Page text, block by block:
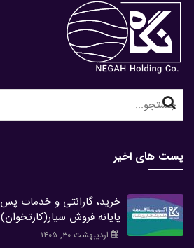
Search
for:
پست های اخیر
پایانه فروش سیار(کارتخوان)
اردیبهشت ۳۰, ۱۴۰۵